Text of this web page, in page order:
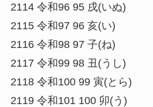
2114 令和96 95 戌(いぬ)
2115 令和97 96 亥(い)
2116 令和98 97 子(ね)
2117 令和99 98 丑(うし)
2118 令和100 99 寅(とら)
2119 令和101 100 卯(う)